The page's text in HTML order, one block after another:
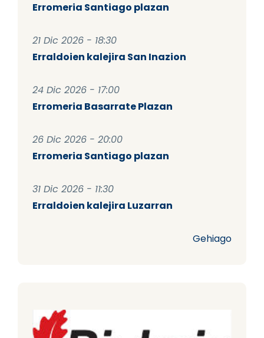
Erromeria Santiago plazan
21 Dic 2026 - 18:30
Erraldoien kalejira San Inazion
24 Dic 2026 - 17:00
Erromeria Basarrate Plazan
26 Dic 2026 - 20:00
Erromeria Santiago plazan
31 Dic 2026 - 11:30
Erraldoien kalejira Luzarran
Gehiago